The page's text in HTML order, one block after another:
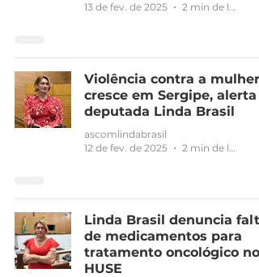
13 de fev. de 2025
2 min de leitura
Violência contra a mulher
cresce em Sergipe, alerta
deputada Linda Brasil
ascomlindabrasil
12 de fev. de 2025
2 min de leitura
Linda Brasil denuncia
de medicamentos para
tratamento oncológico no
HUSE